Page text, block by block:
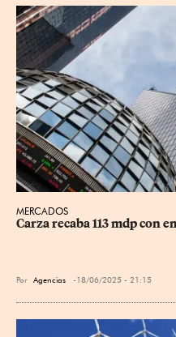
MERCADOS
Carza recaba 113 mdp con
Por Agencias 18/06/2025 - 21:15